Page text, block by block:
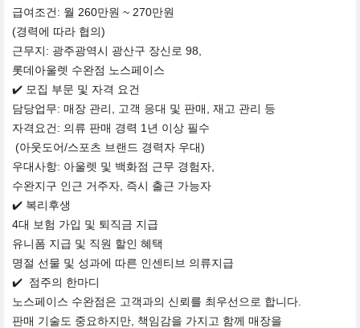
급여조건: 월 260만원 ~ 270만원
(경력에 따라 협의)
근무지: 광주광역시 광산구 장신로 98,
롯데아울렛 수완점 노스페이스
✔️ 모집 부문 및 자격 요건
담당업무: 매장 관리, 고객 응대 및 판매, 재고 관리 등
자격요건: 의류 판매 경력 1년 이상 필수
(아웃도어/스포츠 브랜드 경력자 우대)
우대사항: 아울렛 및 백화점 근무 경험자,
수완지구 인근 거주자, 즉시 출근 가능자
✔️ 복리후생
4대 보험 가입 및 퇴직금 지급
유니폼 지급 및 직원 할인 혜택
명절 선물 및 성과에 따른 인센티브 의류지급
✔️ 점주의 한마디
노스페이스 수완점은 고객과의 신뢰를 최우선으로 합니다.
판매 기술도 중요하지만, 책임감을 가지고 함께 매장을